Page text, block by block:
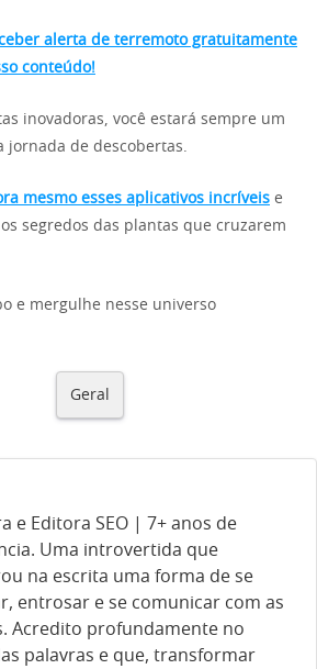
alerta de terremoto gratuitamente
conteúdo!
inovadoras, você estará sempre um
jornada de descobertas.
mesmo esses aplicativos incríveis e
segredos das plantas que cruzarem
e mergulhe nesse universo
Geral
e Editora SEO | 7+ anos de
Uma introvertida que
na escrita uma forma de se
entrosar e se comunicar com as
Acredito profundamente no
palavras e que, transformar